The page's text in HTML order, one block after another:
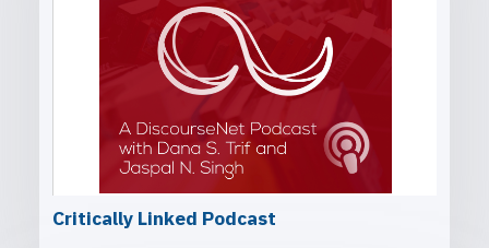
Critically Linked Podcast